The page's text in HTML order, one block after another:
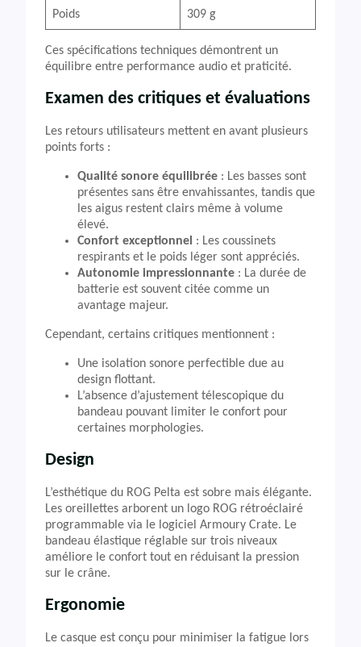
Poids 309 g
Ces spécifications techniques démontrent un
équilibre entre performance audio et praticité.
Examen des critiques et évaluations
Les retours utilisateurs mettent en avant plusieurs
points forts :
Qualité sonore équilibrée : Les basses sont
présentes sans être envahissantes, tandis que
les aigus restent clairs même à volume
élevé.
Confort exceptionnel : Les coussinets
respirants et le poids léger sont appréciés.
Autonomie impressionnante : La durée de
batterie est souvent citée comme un
avantage majeur.
Cependant, certains critiques mentionnent :
Une isolation sonore perfectible due au
design flottant.
L’absence d’ajustement télescopique du
bandeau pouvant limiter le confort pour
certaines morphologies.
Design
L’esthétique du ROG Pelta est sobre mais élégante.
Les oreillettes arborent un logo ROG rétroéclairé
programmable via le logiciel Armoury Crate. Le
bandeau élastique réglable sur trois niveaux
améliore le confort tout en réduisant la pression
sur le crâne.
Ergonomie
Le casque est conçu pour minimiser la fatigue lors